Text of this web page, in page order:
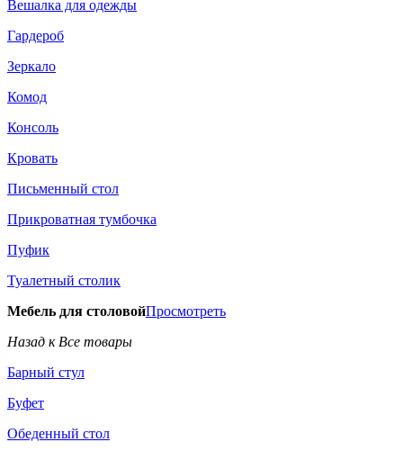
Вешалка для одежды
Гардероб
Зеркало
Комод
Консоль
Кровать
Письменный стол
Прикроватная тумбочка
Пуфик
Туалетный столик
Мебель для столовойПросмотреть
Назад к Все товары
Барный стул
Буфет
Обеденный стол